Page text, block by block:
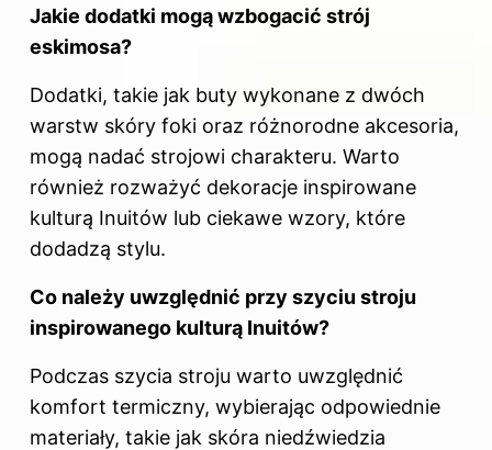
Jakie dodatki mogą wzbogacić strój
eskimosa?
Dodatki, takie jak buty wykonane z dwóch
warstw skóry foki oraz różnorodne akcesoria,
mogą nadać strojowi charakteru. Warto
również rozważyć dekoracje inspirowane
kulturą Inuitów lub ciekawe wzory, które
dodadzą stylu.
Co należy uwzględnić przy szyciu stroju
inspirowanego kulturą Inuitów?
Podczas szycia stroju warto uwzględnić
komfort termiczny, wybierając odpowiednie
materiały, takie jak skóra niedźwiedzia